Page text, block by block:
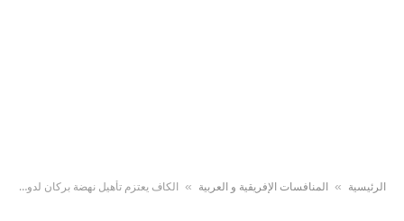
الرئيسية » المنافسات الإفريقية و العربية » الكاف يعتزم تأهيل نهضة بركان لدوري أبطال إفريقيا